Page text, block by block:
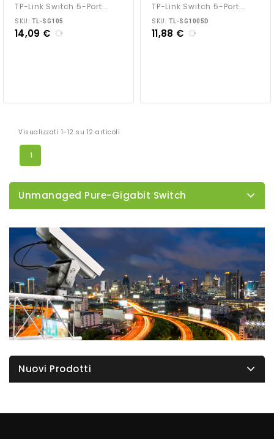
TP-Link Switch 5-Port...
SKU: TL-SG105
14,09 €
TP-Link Switch 5-Port...
SKU: TL-SG1005D
11,88 €
Visualizzati 1-12 su 12 articoli
1
Unmanaged Pure-Gigabit Switch
Nuovi Prodotti